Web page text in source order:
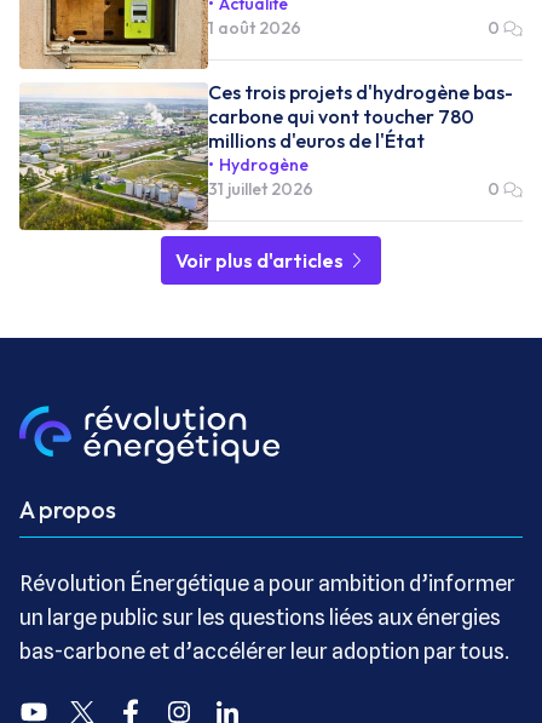
1 août 2026
0
Ces trois projets d'hydrogène bas-
carbone qui vont toucher 780
millions d'euros de l'État
Hydrogène
31 juillet 2026
0
Voir plus d'articles
A propos
Révolution Énergétique a pour ambition d’informer
un large public sur les questions liées aux énergies
bas-carbone et d’accélérer leur adoption par tous.
YoutubeTwitter FacebookInstagramLinkedin